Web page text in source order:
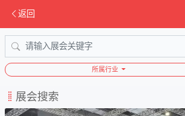
返回
所属行业
展会搜索